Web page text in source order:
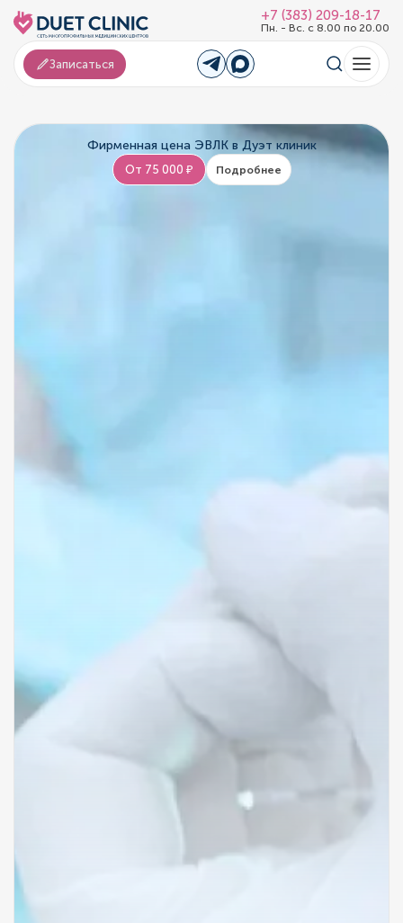
+7 (383) 209-18-17
Пн. - Вс. с 8.00 по 20.00
Записаться
Фирменная цена ЭВЛК в Дуэт клиник
От 75 000 ₽ Подробнее